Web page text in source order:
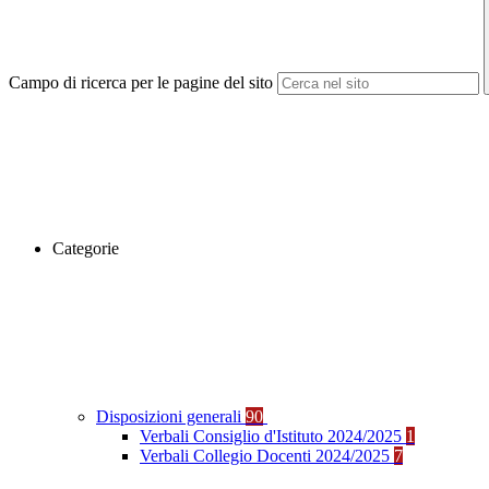
Campo di ricerca per le pagine del sito
Categorie
Disposizioni generali 90
Verbali Consiglio d'Istituto 2024/2025 1
Verbali Collegio Docenti 2024/2025 7